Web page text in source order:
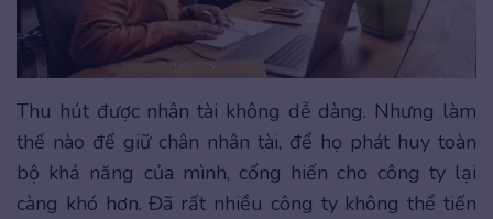
Thu hút được nhân tài không dễ dàng. Nhưng làm
thế nào để giữ chân nhân tài, để họ phát huy toàn
bộ khả năng của mình, cống hiến cho công ty lại
càng khó hơn. Đã rất nhiều công ty không thể tiến